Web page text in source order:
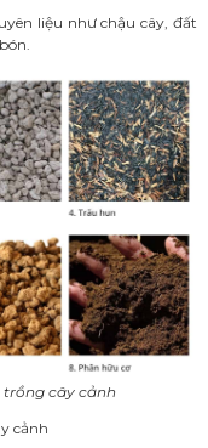
liệu như chậu cây, đất
trồng cây cảnh
cảnh